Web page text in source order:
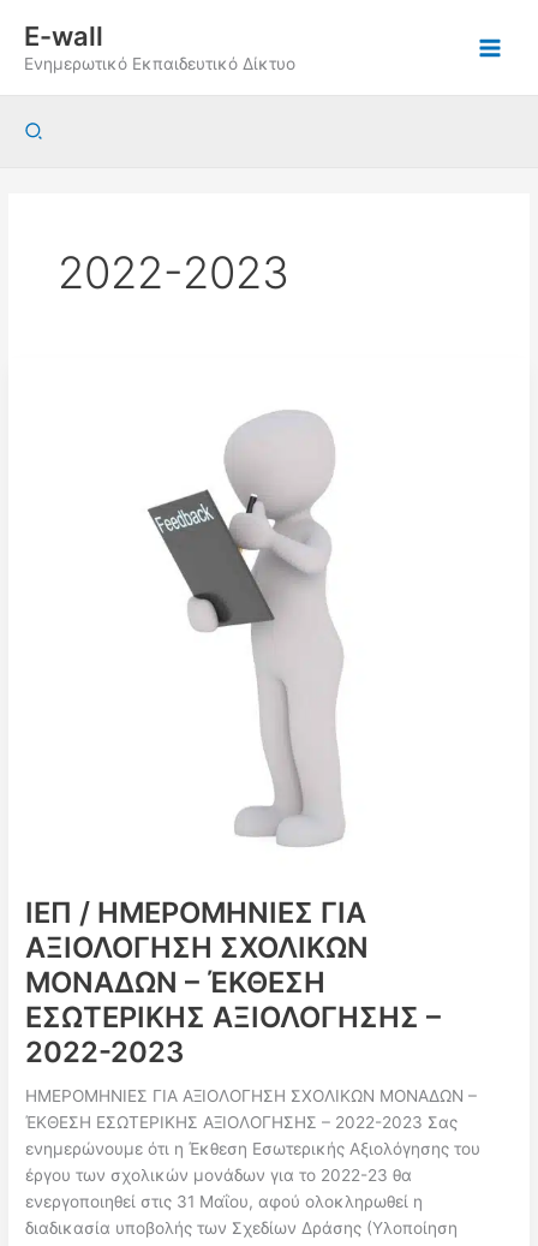
περιεχόμενο
E-wall
Ενημερωτικό Εκπαιδευτικό Δίκτυο
Αναζήτηση
2022-2023
ΙΕΠ / ΗΜΕΡΟΜΗΝΙΕΣ ΓΙΑ
ΑΞΙΟΛΟΓΗΣΗ ΣΧΟΛΙΚΩΝ
ΜΟΝΑΔΩΝ – ΈΚΘΕΣΗ
ΕΣΩΤΕΡΙΚΗΣ ΑΞΙΟΛΟΓΗΣΗΣ –
2022-2023
ΗΜΕΡΟΜΗΝΙΕΣ ΓΙΑ ΑΞΙΟΛΟΓΗΣΗ ΣΧΟΛΙΚΩΝ ΜΟΝΑΔΩΝ –
ΈΚΘΕΣΗ ΕΣΩΤΕΡΙΚΗΣ ΑΞΙΟΛΟΓΗΣΗΣ – 2022-2023 Σας
ενημερώνουμε ότι η Έκθεση Εσωτερικής Αξιολόγησης του
έργου των σχολικών μονάδων για το 2022-23 θα
ενεργοποιηθεί στις 31 Μαΐου, αφού ολοκληρωθεί η
διαδικασία υποβολής των Σχεδίων Δράσης (Υλοποίηση